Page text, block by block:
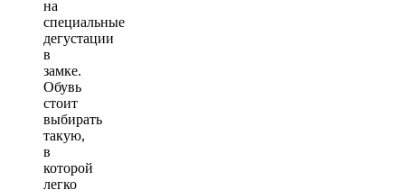
на
специальные
дегустации
в
замке.
Обувь
стоит
выбирать
такую,
в
которой
легко